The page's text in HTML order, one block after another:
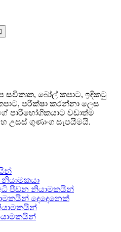
සවිකෘත, බෝල් කපාට, ඉඳිකටු
පරීක්ෂා කරන්නා ලෙස
පාරිභෝගිකයාට වඩාත්ම
උසස් ගුණාංග සැපයීමයි.
පීඩන නියාමකයින්
දෙදෙනෙක්